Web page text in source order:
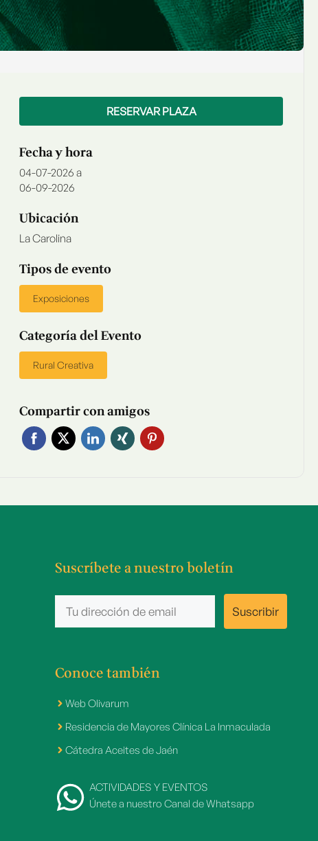
RESERVAR PLAZA
Fecha y hora
04-07-2026 a
06-09-2026
Ubicación
La Carolina
Tipos de evento
Exposiciones
Categoría del Evento
Rural Creativa
Compartir con amigos
Suscríbete a nuestro boletín
Conoce también
Web Olivarum
Residencia de Mayores Clínica La Inmaculada
Cátedra Aceites de Jaén
ACTIVIDADES Y EVENTOS
Únete a nuestro Canal de Whatsapp